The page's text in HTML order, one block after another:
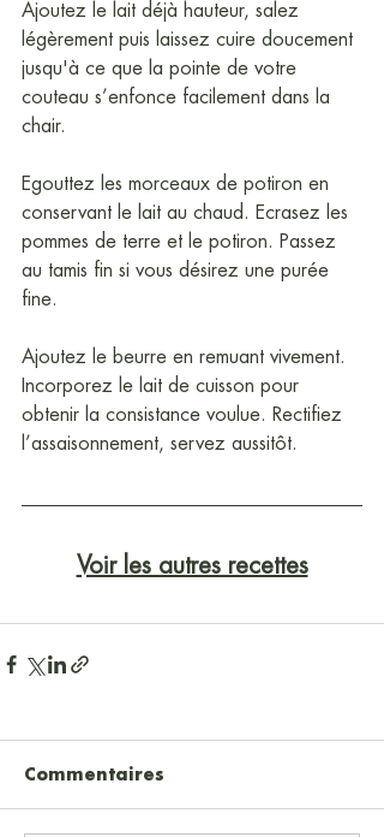
Ajoutez le lait déjà hauteur, salez
légèrement puis laissez cuire doucement
jusqu'à ce que la pointe de votre
couteau s’enfonce facilement dans la
chair.
Egouttez les morceaux de potiron en
conservant le lait au chaud. Ecrasez les
pommes de terre et le potiron. Passez
au tamis fin si vous désirez une purée
fine.
Ajoutez le beurre en remuant vivement.
Incorporez le lait de cuisson pour
obtenir la consistance voulue. Rectifiez
l’assaisonnement, servez aussitôt.
Voir les autres recettes
Commentaires